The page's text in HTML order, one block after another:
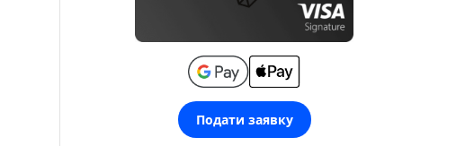
Подати заявку